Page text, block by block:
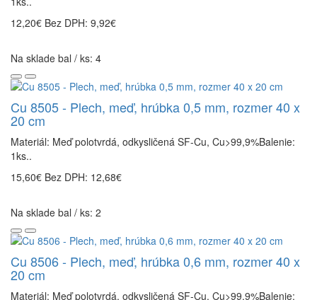
12,20€ Bez DPH: 9,92€
Na sklade bal / ks: 4
Cu 8505 - Plech, meď, hrúbka 0,5 mm, rozmer 40 x
20 cm
Materiál: Meď polotvrdá, odkysličená SF-Cu, Cu>99,9%Balenie:
1ks..
15,60€ Bez DPH: 12,68€
Na sklade bal / ks: 2
Cu 8506 - Plech, meď, hrúbka 0,6 mm, rozmer 40 x
20 cm
Materiál: Meď polotvrdá, odkysličená SF-Cu, Cu>99,9%Balenie: